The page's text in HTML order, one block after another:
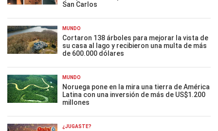
San Carlos
MUNDO
Cortaron 138 árboles para mejorar la vista de
su casa al lago y recibieron una multa de más
de 600.000 dólares
MUNDO
Noruega pone en la mira una tierra de América
Latina con una inversión de más de US$1.200
millones
¿JUGASTE?